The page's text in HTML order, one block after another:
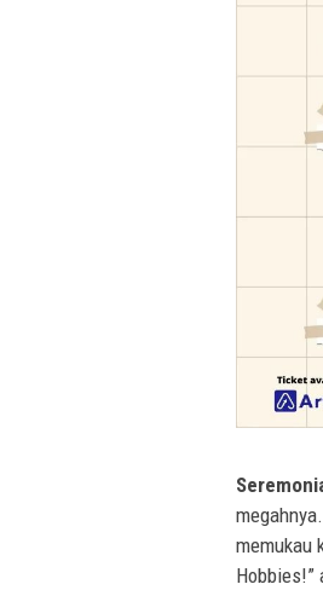
memukau
Hobbies!”